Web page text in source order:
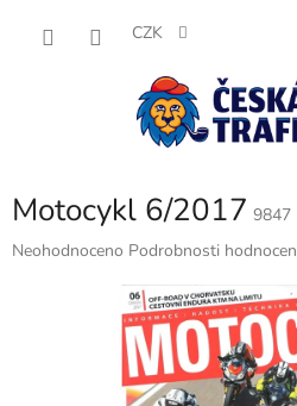
CZK
Motocykl 6/2017 9847
Průměrné
Neohodnoceno Podrobnosti